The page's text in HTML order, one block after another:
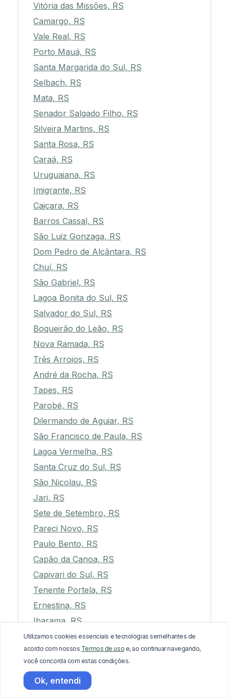
Vitória das Missões, RS
Camargo, RS
Vale Real, RS
Porto Mauá, RS
Santa Margarida do Sul, RS
Selbach, RS
Mata, RS
Senador Salgado Filho, RS
Silveira Martins, RS
Santa Rosa, RS
Caraá, RS
Uruguaiana, RS
Imigrante, RS
Caiçara, RS
Barros Cassal, RS
São Luiz Gonzaga, RS
Dom Pedro de Alcântara, RS
Chuí, RS
São Gabriel, RS
Lagoa Bonita do Sul, RS
Salvador do Sul, RS
Boqueirão do Leão, RS
Nova Ramada, RS
Três Arroios, RS
André da Rocha, RS
Tapes, RS
Parobé, RS
Dilermando de Aguiar, RS
São Francisco de Paula, RS
Lagoa Vermelha, RS
Santa Cruz do Sul, RS
São Nicolau, RS
Jari, RS
Sete de Setembro, RS
Pareci Novo, RS
Paulo Bento, RS
Capão da Canoa, RS
Capivari do Sul, RS
Tenente Portela, RS
Ernestina, RS
Ibarama, RS
Riozinho, RS
Arroio Grande, RS
Crissiumal, RS
Utilizamos cookies essenciais e tecnologias semelhantes de
acordo com nossos Termos de uso e, ao continuar navegando,
você concorda com estas condições.
Ok, entendi